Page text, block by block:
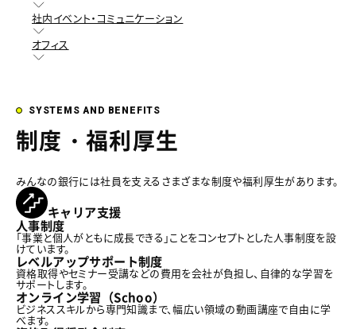
社内イベント・コミュニケーション
オフィス
SYSTEMS AND BENEFITS
制度・福利厚生
みんなの銀行には社員を支えるさまざまな制度や福利厚生があります。
キャリア支援
人事制度
「事業と個人がともに成長できる」ことをコンセプトとした人事制度を設
けています。
レベルアップサポート制度
資格取得やセミナー受講などの費用を会社が負担し、自律的な学習を
サポートします。
オンライン学習（Schoo）
ビジネススキルから専門知識まで、幅広い領域の動画講座で自由に学
べます。